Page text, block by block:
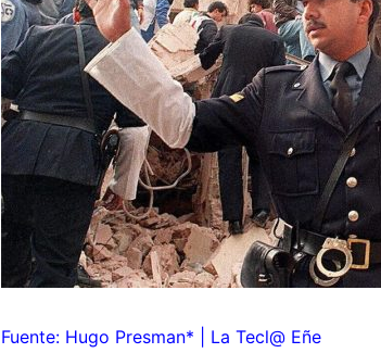
Fuente: Hugo Presman* | La Tecl@ Eñe